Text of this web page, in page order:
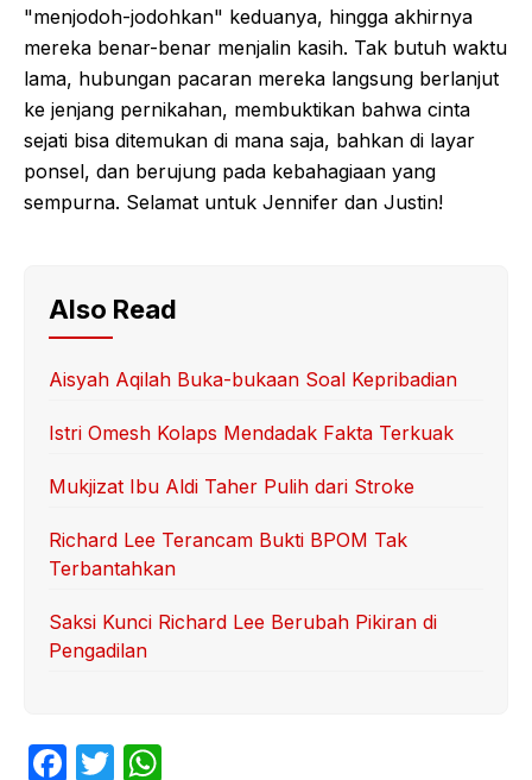
"menjodoh-jodohkan" keduanya, hingga akhirnya
mereka benar-benar menjalin kasih. Tak butuh waktu
lama, hubungan pacaran mereka langsung berlanjut
ke jenjang pernikahan, membuktikan bahwa cinta
sejati bisa ditemukan di mana saja, bahkan di layar
ponsel, dan berujung pada kebahagiaan yang
sempurna. Selamat untuk Jennifer dan Justin!
Also Read
Aisyah Aqilah Buka-bukaan Soal Kepribadian
Istri Omesh Kolaps Mendadak Fakta Terkuak
Mukjizat Ibu Aldi Taher Pulih dari Stroke
Richard Lee Terancam Bukti BPOM Tak
Terbantahkan
Saksi Kunci Richard Lee Berubah Pikiran di
Pengadilan
F
T